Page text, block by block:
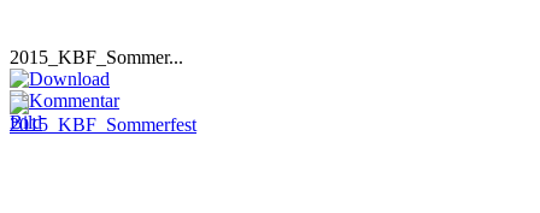
2015_KBF_Sommer...